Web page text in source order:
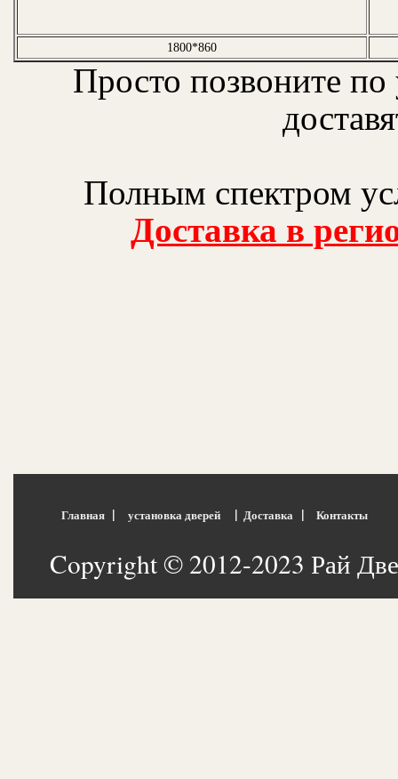
1800*860
Просто позвоните
Полным спектром
Доставка в
Главная | установка дверей | Доставка | Контакты
Copyright © 2012-2023 Рай